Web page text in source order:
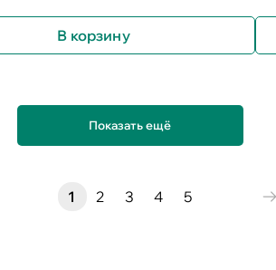
В корзину
Показать ещё
1 2 3 4 5